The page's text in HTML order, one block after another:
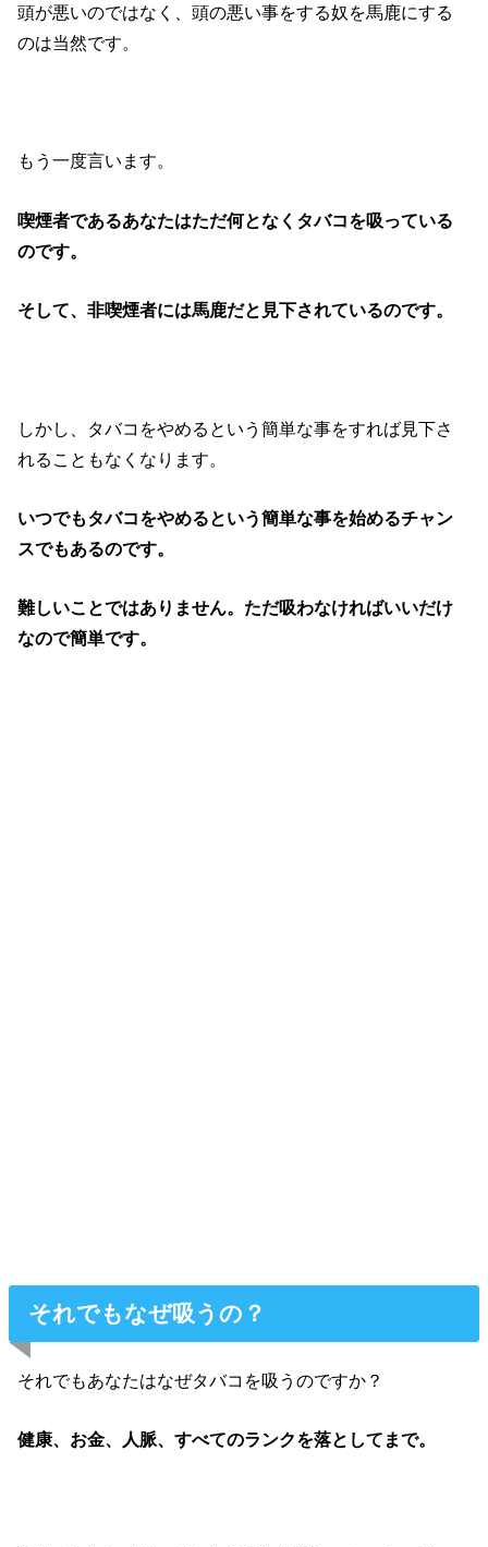
頭が悪いのではなく、頭の悪い事をする奴を馬鹿にする
のは当然です。
もう一度言います。
喫煙者であるあなたはただ何となくタバコを吸っている
のです。
そして、非喫煙者には馬鹿だと見下されているのです。
しかし、タバコをやめるという簡単な事をすれば見下さ
れることもなくなります。
いつでもタバコをやめるという簡単な事を始めるチャン
スでもあるのです。
難しいことではありません。ただ吸わなければいいだけ
なので簡単です。
それでもなぜ吸うの？
それでもあなたはなぜタバコを吸うのですか？
健康、お金、人脈、すべてのランクを落としてまで。